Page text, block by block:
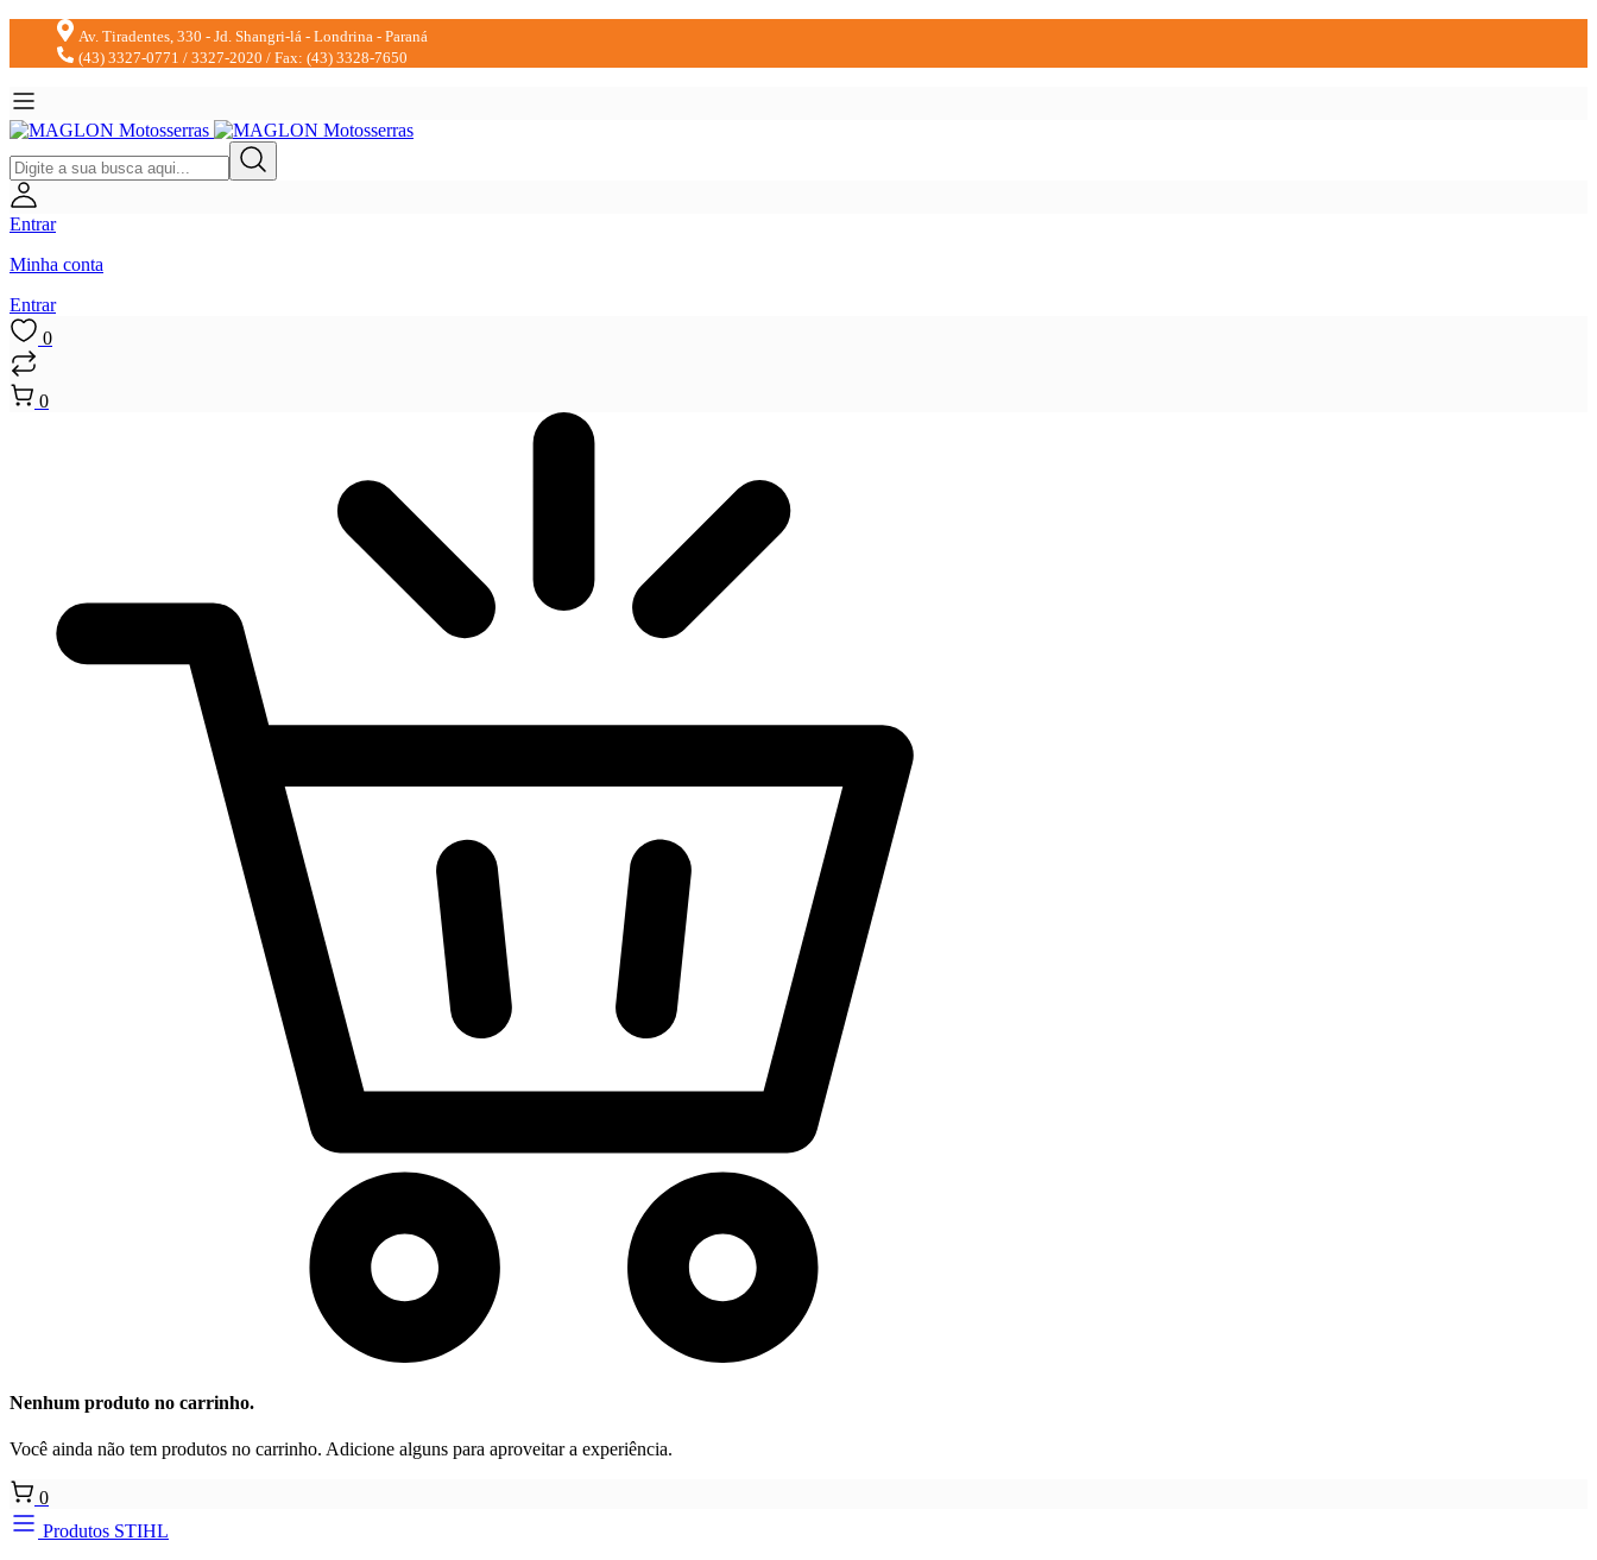
Av. Tiradentes, 330 - Jd. Shangri-lá - Londrina - Paraná
(43) 3327-0771 / 3327-2020 / Fax: (43) 3328-7650
Entrar
Minha conta
Entrar
0
0
Nenhum produto no carrinho.
Você ainda não tem produtos no carrinho. Adicione alguns para aproveitar a experiência.
0
Produtos STIHL